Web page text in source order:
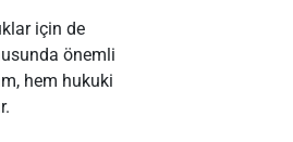
için de
önemli
hem hukuki